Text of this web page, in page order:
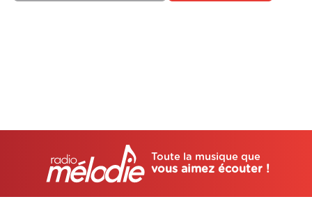
Toute la musique que
vous aimez écouter !